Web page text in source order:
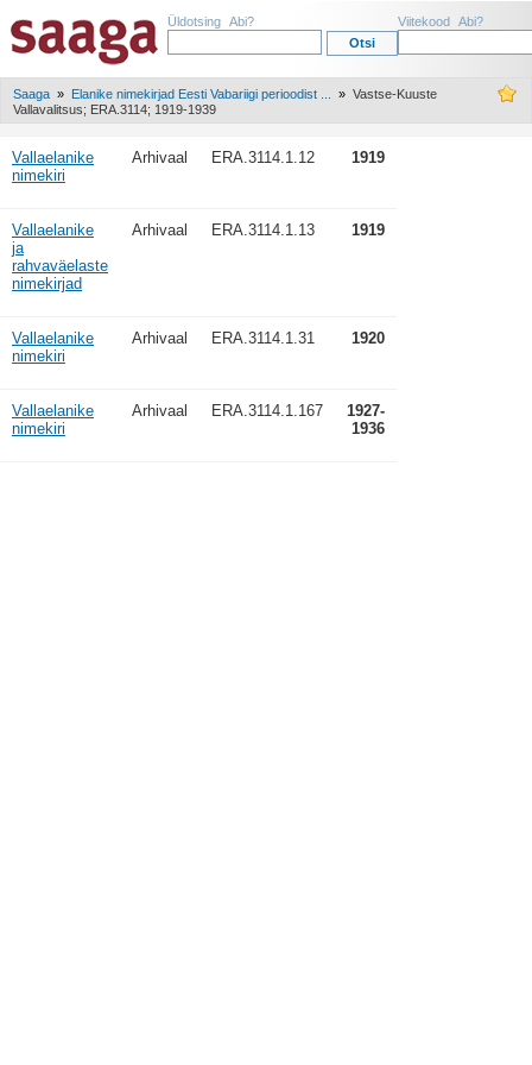
Üldotsing Abi? Viitekood Abi?
Saaga » Elanike nimekirjad Eesti Vabariigi perioodist ... » Vastse-Kuuste
Vallavalitsus; ERA.3114; 1919-1939
Vallaelanike
nimekiri
Arhivaal ERA.3114.1.12 1919
Vallaelanike
ja
rahvaväelaste
nimekirjad
Arhivaal ERA.3114.1.13 1919
Vallaelanike
nimekiri
Arhivaal ERA.3114.1.31 1920
Vallaelanike
nimekiri
Arhivaal ERA.3114.1.167
1927-
1936